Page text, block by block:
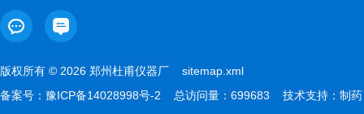
版权所有 © 2026 郑州杜甫仪器厂 sitemap.xml
备案号： 豫ICP备14028998号-2 总访问量：699683 技术支持： 制药